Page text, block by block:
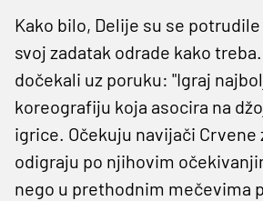
Kako bilo, Delije su se
svoj zadatak odrade kako
dočekali uz poruku: "Igraj
koreografiju koja asocira na
igrice. Očekuju navijači Crvene
odigraju po njihovim
nego u prethodnim mečevima